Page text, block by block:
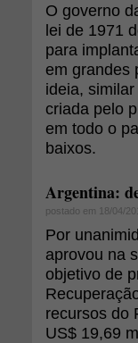
O governo
lei de 1971
para
em grandes
ideia,
criada pelo
em todo o
baixos.
Argentina:
postado em 18/04/
Por
aprovou na
objetivo de
recursos do
US$ 19,69